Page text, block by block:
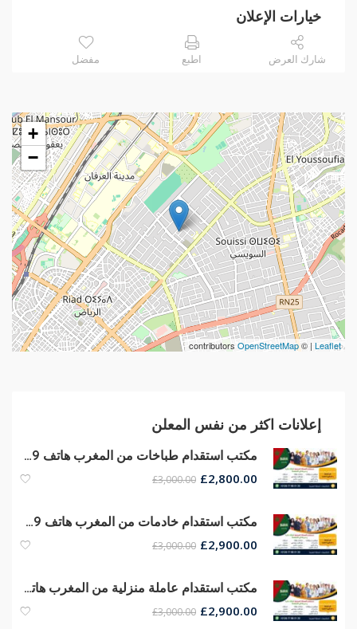
خيارات الإعلان
شارك العرض اطبع مفضل
+
−
Leaflet
| ©
OpenStreetMap
إعلانات اكثر من نفس المعلن
مكتب استقدام طباخات من المغرب هاتف 00212677680139
£3,000.00 £2,800.00
مكتب استقدام خادمات من المغرب هاتف 00212677680139
£3,000.00 £2,900.00
مكتب استقدام عاملة منزلية من المغرب هاتف 00212677680139
£3,000.00 £2,900.00